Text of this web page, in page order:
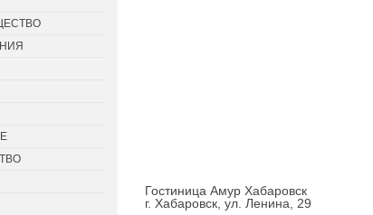
Гостиница Амур Хабаровск
г. Хабаровск, ул. Ленина, 29